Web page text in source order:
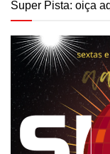
Super Pista: oiça